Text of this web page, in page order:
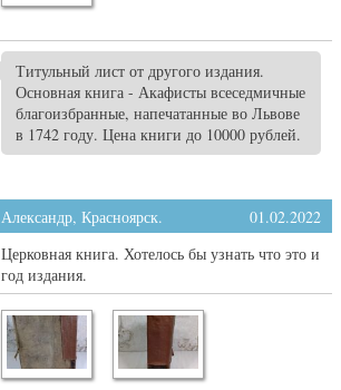
Титульный лист от другого издания.
Основная книга - Акафисты всеседмичные
благоизбранные, напечатанные во Львове
в 1742 году. Цена книги до 10000 рублей.
Александр, Красноярск.
01.02.2022
Церковная книга. Хотелось бы узнать что это и
год издания.